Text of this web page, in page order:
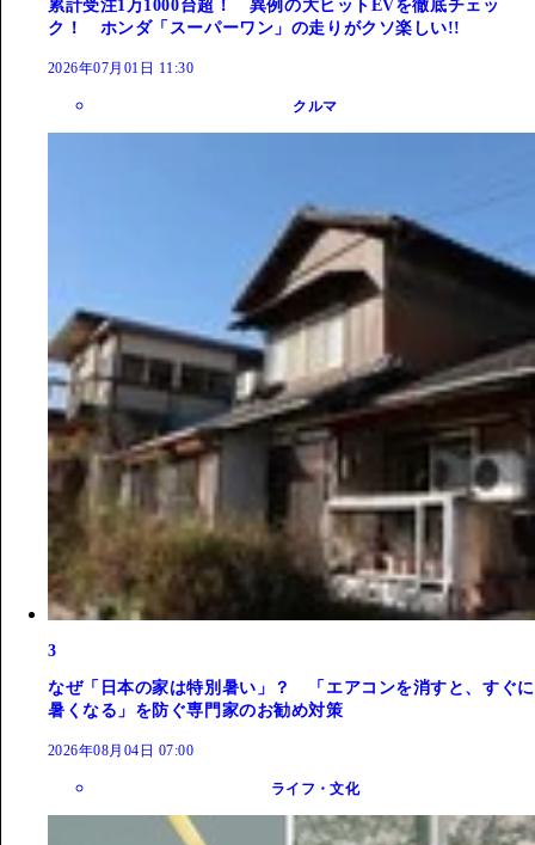
累計受注1万1000台超！ 異例の大ヒットEVを徹底チェッ
ク！ ホンダ「スーパーワン」の走りがクソ楽しい!!
2026年07月01日 11:30
クルマ
3
なぜ「日本の家は特別暑い」？ 「エアコンを消すと、すぐに
暑くなる」を防ぐ専門家のお勧め対策
2026年08月04日 07:00
ライフ・文化